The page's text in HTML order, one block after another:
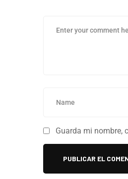
Guarda mi nombre,